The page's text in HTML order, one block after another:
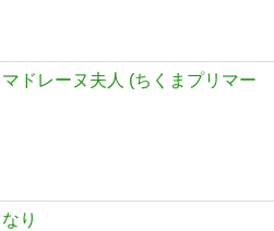
ドレーヌ夫人 (ちくまプリマー
り